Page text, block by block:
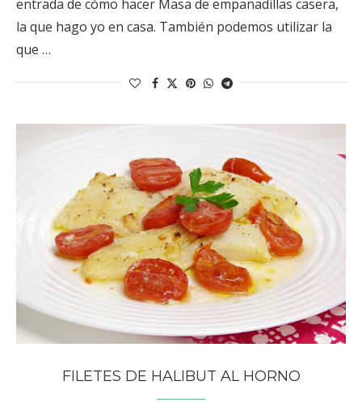
entrada de cómo hacer Masa de empanadillas casera,
la que hago yo en casa. También podemos utilizar la
que …
FILETES DE HALIBUT AL HORNO